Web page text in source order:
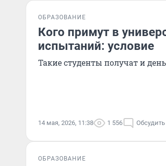
ОБРАЗОВАНИЕ
Кого примут в
испытаний: условие
Такие студенты получат и
14 мая, 2026, 11:38 1 556 Обсудить
ОБРАЗОВАНИЕ